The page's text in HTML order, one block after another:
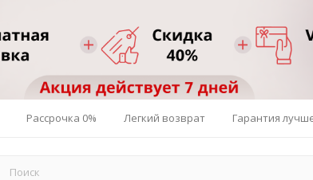
Рассрочка 0% Легкий возврат Гарантия